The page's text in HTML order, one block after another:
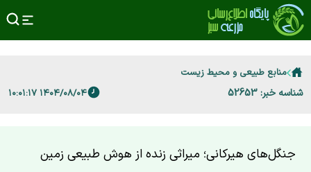
منابع طبیعی و محیط زیست
شناسه خبر: 52653 ۱۴۰۴/۰۸/۰۴ ۱۰:۰۱:۱۷
جنگل‌های هیرکانی؛ میراثی زنده از هوش طبیعی زمین